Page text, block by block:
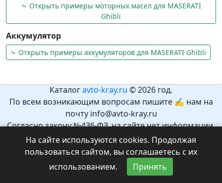
⤷ Открыть примеры моторных масел для MASERATI
Ghibli
Аккумулятор
⤷ Открыть примеры аккумуляторов для MASERATI Ghibli
Каталогavto-kray.ru © 2026 год.
По всем возникающим вопросам пишите ✍ нам на
почту info@avto-kray.ru
Согласно закону №436-ФЗ, на сайте нет информации,
которая может причинить вред здоровью и развитию
детей.
Рекомендуемый возраст 12+.
На сайте используются cookies. Продолжая
пользоваться сайтом, вы соглашаетесь с их
использованием.
Принять